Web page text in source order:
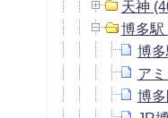
天神
博多駅
博
ア
博